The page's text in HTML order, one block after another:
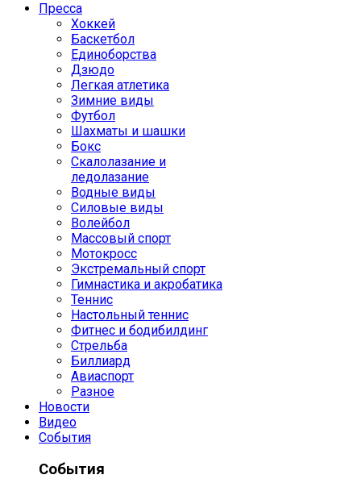
Пресса
Хоккей
Баскетбол
Единоборства
Дзюдо
Легкая атлетика
Зимние виды
Футбол
Шахматы и шашки
Бокс
Скалолазание и
ледолазание
Водные виды
Силовые виды
Волейбол
Массовый спорт
Мотокросс
Экстремальный спорт
Гимнастика и акробатика
Теннис
Настольный теннис
Фитнес и бодибилдинг
Стрельба
Биллиард
Авиаспорт
Разное
Новости
Видео
События
События